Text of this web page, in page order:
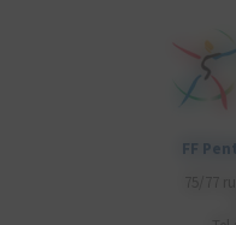
FF